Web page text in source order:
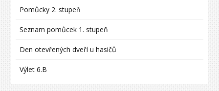
Pomůcky 2. stupeň
Seznam pomůcek 1. stupeň
Den otevřených dveří u hasičů
Výlet 6.B